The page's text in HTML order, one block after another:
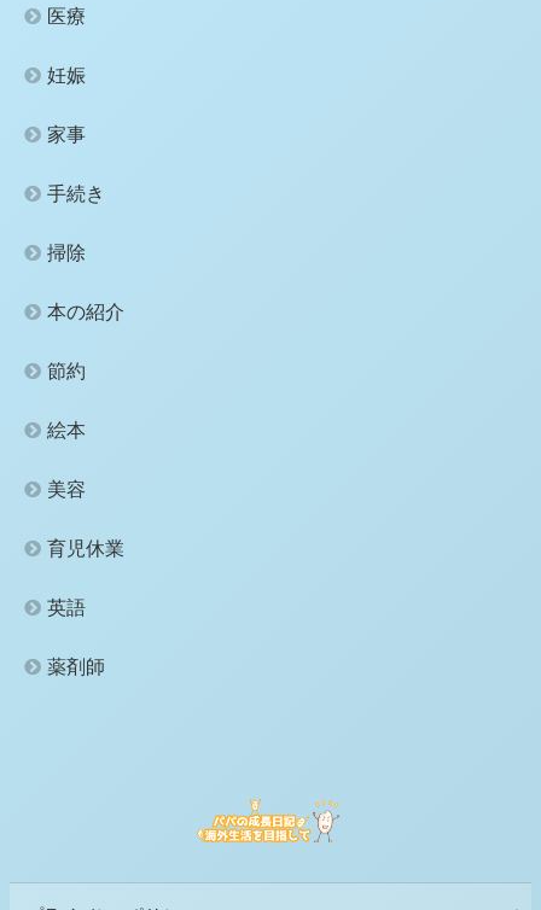
医療
妊娠
家事
手続き
掃除
本の紹介
節約
絵本
美容
育児休業
英語
薬剤師